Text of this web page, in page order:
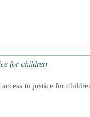
for children
to justice for